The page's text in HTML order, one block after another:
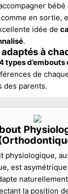
en sortie,
idée de
.
à
types
de
des parents.
physiologique,
est
la position